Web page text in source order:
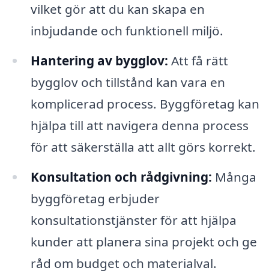
vilket gör att du kan skapa en
inbjudande och funktionell miljö.
Hantering av bygglov: Att få rätt
bygglov och tillstånd kan vara en
komplicerad process. Byggföretag kan
hjälpa till att navigera denna process
för att säkerställa att allt görs korrekt.
Konsultation och rådgivning: Många
byggföretag erbjuder
konsultationstjänster för att hjälpa
kunder att planera sina projekt och ge
råd om budget och materialval.